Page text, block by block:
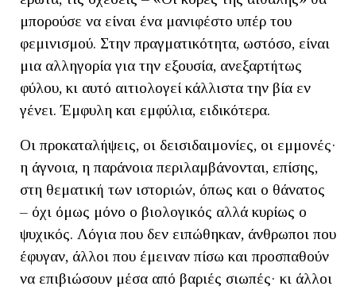
μπορούσε να είναι ένα μανιφέστο υπέρ του
φεμινισμού. Στην πραγματικότητα, ωστόσο, είναι
μια αλληγορία για την εξουσία, ανεξαρτήτως
φύλου, κι αυτό αιτιολογεί κάλλιστα την βία εν
γένει. Έμφυλη και εμφύλια, ειδικότερα.
Οι προκαταλήψεις, οι δεισιδαιμονίες, οι εμμονές·
η άγνοια, η παράνοια περιλαμβάνονται, επίσης,
στη θεματική των ιστοριών, όπως και ο θάνατος
– όχι όμως μόνο ο βιολογικός αλλά κυρίως ο
ψυχικός. Λόγια που δεν ειπώθηκαν, άνθρωποι που
έφυγαν, άλλοι που έμειναν πίσω και προσπαθούν
να επιβιώσουν μέσα από βαριές σιωπές· κι άλλοι